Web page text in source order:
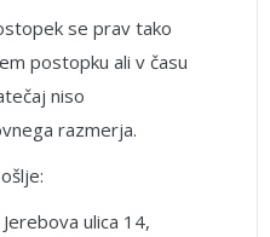
se prav tako
postopku ali v času
niso
razmerja.
ulica 14,